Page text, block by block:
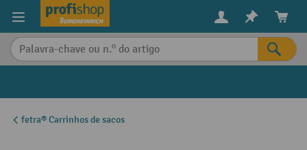
principal
fetra® Carrinhos de sacos